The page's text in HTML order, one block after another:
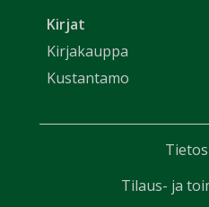
Kirjat
Kirjakauppa
Kustantamo
Tilaus- ja